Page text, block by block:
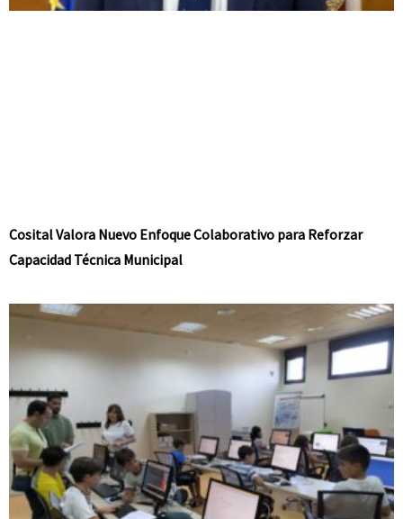
Cosital Valora Nuevo Enfoque Colaborativo para Reforzar
Capacidad Técnica Municipal